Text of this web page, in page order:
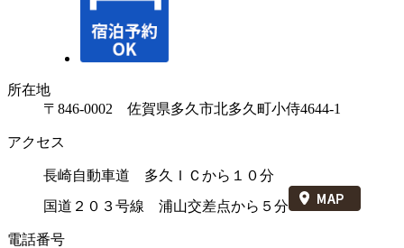
所在地
〒846-0002 佐賀県多久市北多久町小侍4644-1
アクセス
長崎自動車道 多久ＩＣから１０分
国道２０３号線 浦山交差点から５分
電話番号